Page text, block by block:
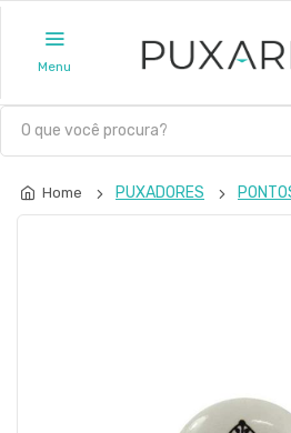
Menu
Home PUXADORES